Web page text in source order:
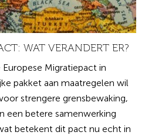
WAT VERANDERT ER?
Migratiepact in
pakket aan maatregelen wil
strengere grensbewaking,
een betere samenwerking
betekent dit pact nu echt in